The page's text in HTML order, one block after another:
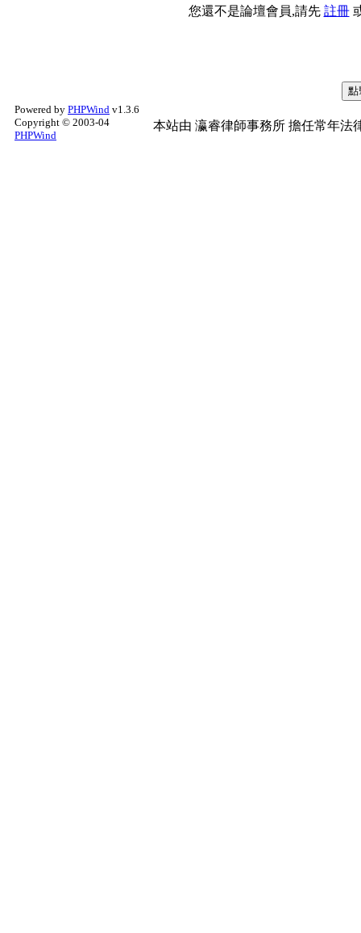
您還不是論壇會員,請先 註冊
Powered by PHPWind v1.3.6
Copyright © 2003-04
PHPWind
本站由 瀛睿律師事務所 擔任常年法